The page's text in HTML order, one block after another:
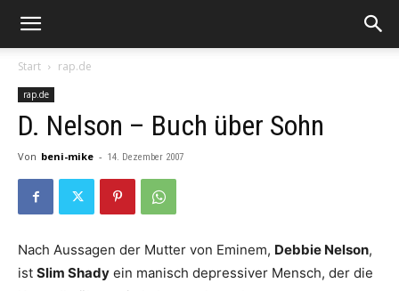
Start rap.de
rap.de
D. Nelson – Buch über Sohn
Von beni-mike - 14. Dezember 2007
Nach Aussagen der Mutter von Eminem, Debbie Nelson,
ist Slim Shady ein manisch depressiver Mensch, der die